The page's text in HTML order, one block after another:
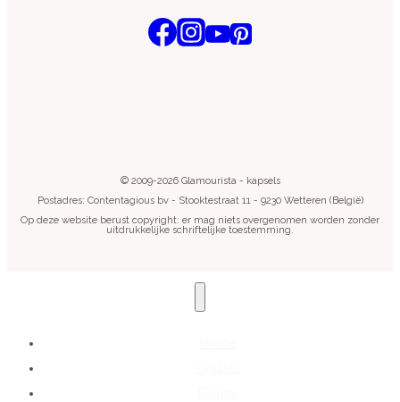
© 2009-2026 Glamourista - kapsels
Postadres: Contentagious bv - Stooktestraat 11 - 9230 Wetteren (België)
Op deze website berust copyright: er mag niets overgenomen worden zonder
uitdrukkelijke schriftelijke toestemming.